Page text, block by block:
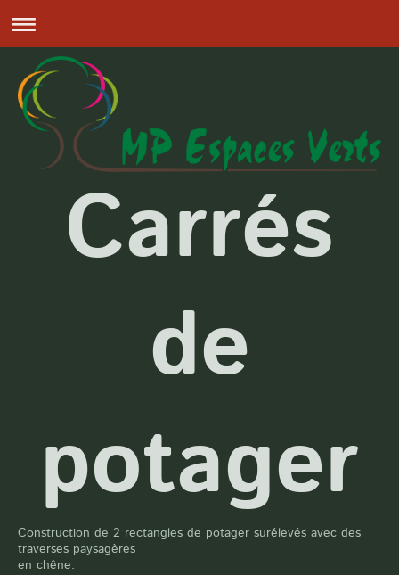
Carrés
de
potager
Construction de 2 rectangles de potager surélevés avec des
traverses paysagères
en chêne.